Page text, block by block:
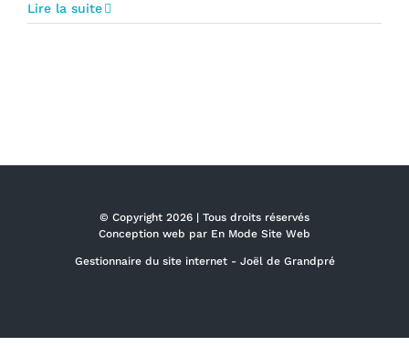
Lire la suite
© Copyright 2026 | Tous droits réservés
Conception web par En Mode Site Web
Gestionnaire du site internet - Joël de Grandpré